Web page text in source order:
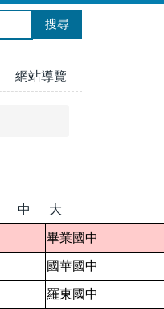
搜尋
網站導覽
中 大
畢業國中
國華國中
羅東國中